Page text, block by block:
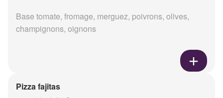
Base tomate, fromage, merguez, poivrons, olives,
champignons, oignons
Pizza fajitas